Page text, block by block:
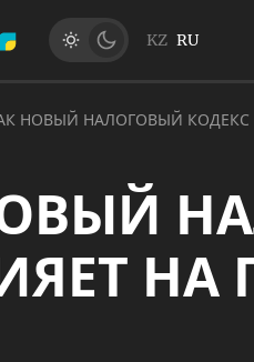
KZ RU
НОВЫЙ НАЛОГОВЫЙ КОДЕКС
НА